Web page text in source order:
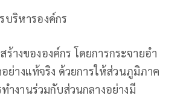
บริหารองค์กร
ร้างขององค์กร โดยการกระจายอำ
ย่างแท้จริง ด้วยการให้ส่วนภูมิภาค
ำงานร่วมกับส่วนกลางอย่างมี